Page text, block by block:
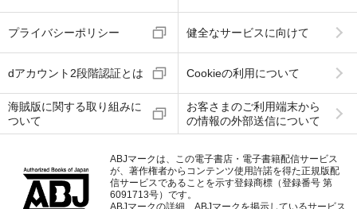
プライバシーポリシー 健全なサービスに向けて
dアカウント2段階認証とは Cookieの利用について
海賊版に関する取り組みに
ついて
お客さまのご利用端末から
の情報の外部送信について
ABJマークは、この電子書店・電子書籍配信サービス
が、著作権者からコンテンツ使用許諾を得た正規版配
信サービスであることを示す登録商標（登録番号 第
6091713号）です。